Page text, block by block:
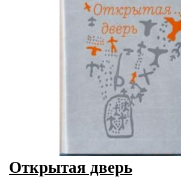
Открытая дверь